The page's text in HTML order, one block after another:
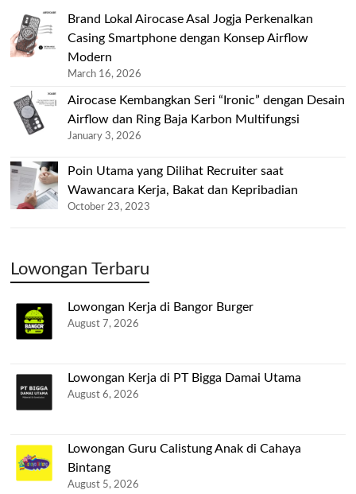
Brand Lokal Airocase Asal Jogja Perkenalkan
Casing Smartphone dengan Konsep Airflow
Modern
March 16, 2026
Airocase Kembangkan Seri “Ironic” dengan Desain
Airflow dan Ring Baja Karbon Multifungsi
January 3, 2026
Poin Utama yang Dilihat Recruiter saat
Wawancara Kerja, Bakat dan Kepribadian
October 23, 2023
Lowongan Terbaru
Lowongan Kerja di Bangor Burger
August 7, 2026
Lowongan Kerja di PT Bigga Damai Utama
August 6, 2026
Lowongan Guru Calistung Anak di Cahaya
Bintang
August 5, 2026